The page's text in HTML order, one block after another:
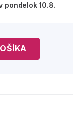
pondelok 10.8.